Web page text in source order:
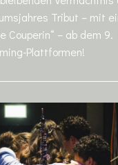
Tribut – mit
Couperin“ – ab dem
Plattformen!